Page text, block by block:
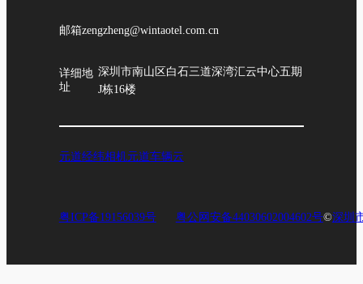
邮箱zengzheng@wintaotel.com.cn
详细地
址
深圳市南山区白石三道深湾汇云中心五期
J栋16楼
元道经纬相机元道车辆云
粤ICP备19156039号 粤公网安备44030602004602号©深圳